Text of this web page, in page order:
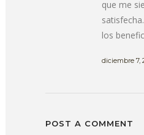
que me
los
diciembre 7,
POST A COMMENT